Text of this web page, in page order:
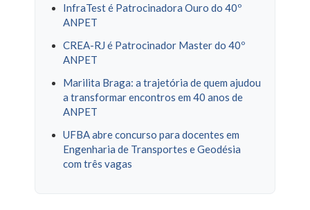
InfraTest é Patrocinadora Ouro do 40º
ANPET
CREA-RJ é Patrocinador Master do 40º
ANPET
Marilita Braga: a trajetória de quem ajudou
a transformar encontros em 40 anos de
ANPET
UFBA abre concurso para docentes em
Engenharia de Transportes e Geodésia
com três vagas